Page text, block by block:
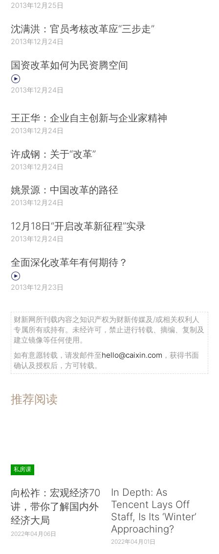
2013年12月25日
沈满洪：官员考核改革应“三步走”
2013年12月24日
国资改革如何为民资腾空间
2013年12月24日
王正华：企业自主创新与企业家精神
2013年12月24日
许成钢：关于“改革”
2013年12月24日
姚景源：中国改革的路径
2013年12月24日
12月18日“开启改革新征程”实录
2013年12月24日
全面深化改革年有何期待？
2013年12月23日
财新网所刊载内容之知识产权为财新传媒及/或相关权利人
专属所有或持有。未经许可，禁止进行转载、摘编、复制及
建立镜像等任何使用。
如有意愿转载，请发邮件至hello@caixin.com ，获得书面
确认及授权后，方可转载。
推荐阅读
私房课
向松祚：宏观经济70
讲，带你了解国内外
经济大局
2022年04月06日
In Depth: As
Tencent Lays Off
Staff, Is Its ‘Winter’
Approaching?
2022年04月01日